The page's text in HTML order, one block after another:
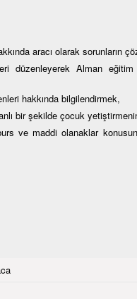
aracı olarak sorunların
düzenleyerek Alman
hakkında bilgilendirmek,
bir şekilde çocuk
ve maddi olanaklar